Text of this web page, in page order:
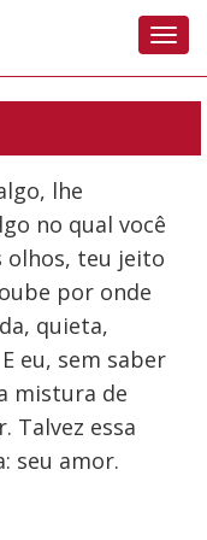
lhe
no qual você
olhos, teu jeito
por onde
quieta,
eu, sem saber
mistura de
Talvez essa
seu amor.